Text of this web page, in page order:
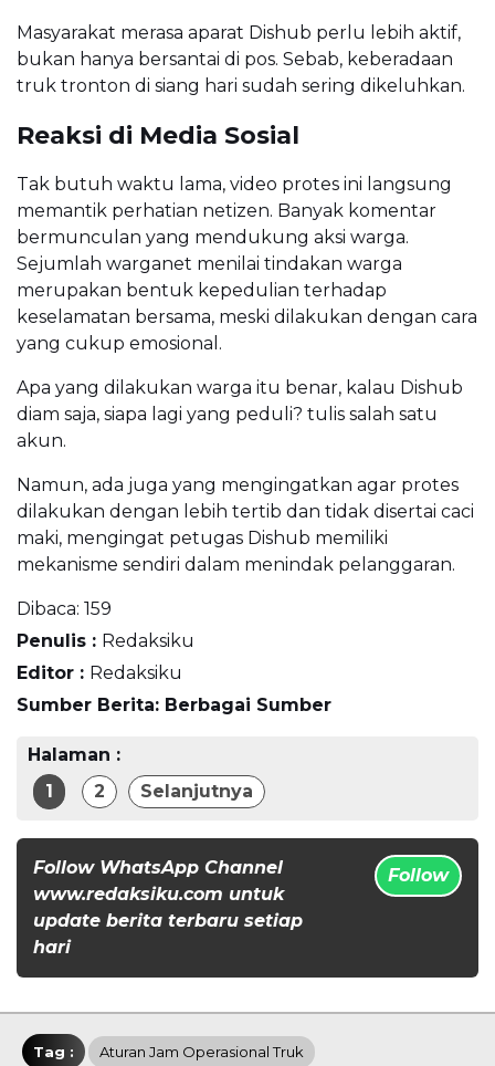
Masyarakat merasa aparat Dishub perlu lebih aktif,
bukan hanya bersantai di pos. Sebab, keberadaan
truk tronton di siang hari sudah sering dikeluhkan.
Reaksi di Media Sosial
Tak butuh waktu lama, video protes ini langsung
memantik perhatian netizen. Banyak komentar
bermunculan yang mendukung aksi warga.
Sejumlah warganet menilai tindakan warga
merupakan bentuk kepedulian terhadap
keselamatan bersama, meski dilakukan dengan cara
yang cukup emosional.
Apa yang dilakukan warga itu benar, kalau Dishub
diam saja, siapa lagi yang peduli? tulis salah satu
akun.
Namun, ada juga yang mengingatkan agar protes
dilakukan dengan lebih tertib dan tidak disertai caci
maki, mengingat petugas Dishub memiliki
mekanisme sendiri dalam menindak pelanggaran.
Dibaca: 159
Penulis : Redaksiku
Editor : Redaksiku
Sumber Berita: Berbagai Sumber
Halaman :
1
2 Selanjutnya
Follow WhatsApp Channel
www.redaksiku.com untuk
update berita terbaru setiap
hari
Follow
Tag : Aturan Jam Operasional Truk